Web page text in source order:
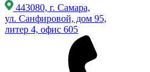
443080, г. Самара,
ул. Санфировой, дом 95,
литер 4, офис 605